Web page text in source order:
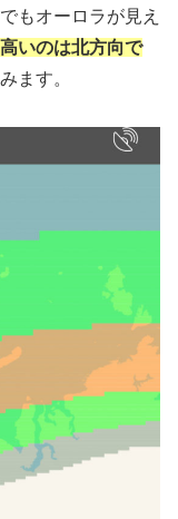
もオーロラが見え
いのは北方向で
ます。